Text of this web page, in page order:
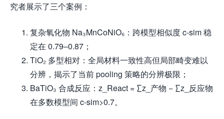
究者展示了三个案例：
复杂氧化物 Na₃MnCoNiO₆：跨模型相似度 c-sim 稳
定在 0.79–0.87；
TiO₂ 多型相对：全局材料一致性高但局部畸变难以
分辨，揭示了当前 pooling 策略的分辨极限；
BaTiO₃ 合成反应：z_React = ∑z_产物 − ∑z_反应物
在多数模型间 c-sim>0.7。